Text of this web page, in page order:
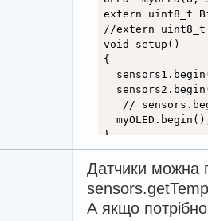
extern uint8_t
//extern uint8_t
void setup()
{
//
}
void loop()
{
Датчики можна
А якщо